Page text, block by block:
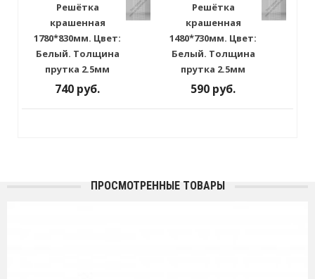
Решётка
крашенная
1780*830мм. Цвет:
Белый. Толщина
прутка 2.5мм
740 руб.
Решётка
крашенная
1480*730мм. Цвет:
Белый. Толщина
прутка 2.5мм
590 руб.
ПРОСМОТРЕННЫЕ ТОВАРЫ